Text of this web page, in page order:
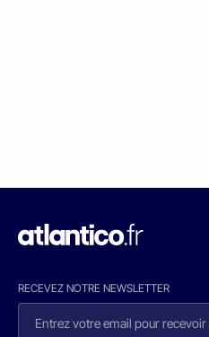
RECEVEZ NOTRE NEWSLETTER